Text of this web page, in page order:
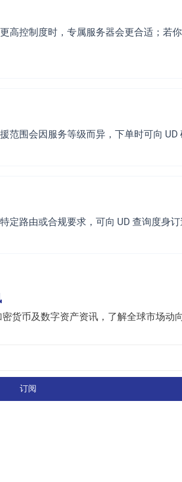
控制度时，专属服务器会更合适；若
围会因服务等级而异，下单时可向 UD
路由或合规要求，可向 UD 查询度身订
货币及数字资产资讯，了解全球市场动
订阅